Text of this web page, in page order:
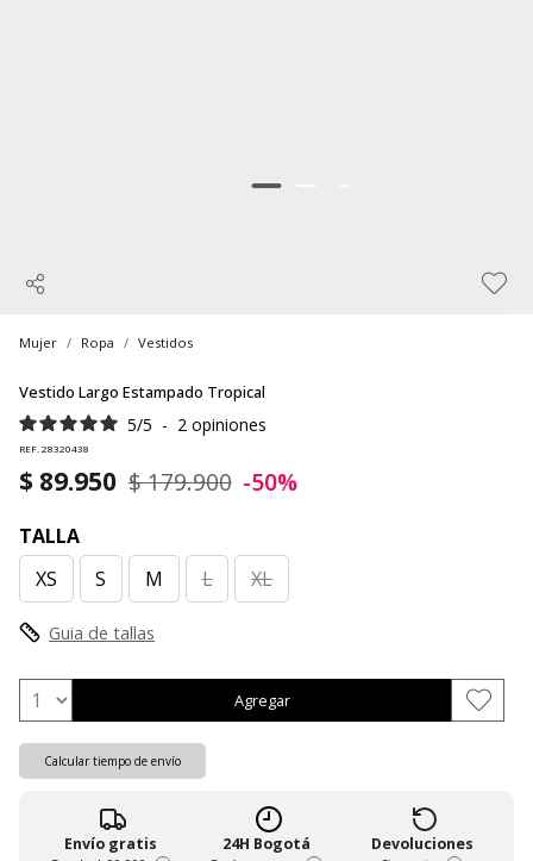
Mujer Ropa Vestidos
Vestido Largo Estampado Tropical
5/5 - 2 opiniones
REF. 28320438
$ 89.950 $ 179.900 -50%
TALLA
XS
S M L XL
Guia de tallas
Agregar
Calcular tiempo de envío
Envío gratis 24H Bogotá Devoluciones